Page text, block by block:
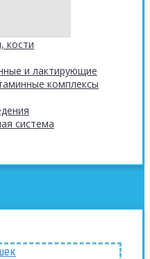
кости
и лактирующие
комплексы
система